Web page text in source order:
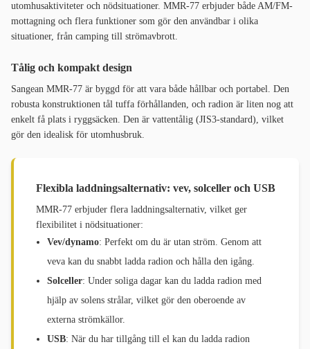
utomhusaktiviteter och nödsituationer. MMR-77 erbjuder både AM/FM-
mottagning och flera funktioner som gör den användbar i olika
situationer, från camping till strömavbrott.
Tålig och kompakt design
Sangean MMR-77 är byggd för att vara både hållbar och portabel. Den
robusta konstruktionen tål tuffa förhållanden, och radion är liten nog att
enkelt få plats i ryggsäcken. Den är vattentålig (JIS3-standard), vilket
gör den idealisk för utomhusbruk.
Flexibla laddningsalternativ: vev, solceller och USB
MMR-77 erbjuder flera laddningsalternativ, vilket ger
flexibilitet i nödsituationer:
Vev/dynamo: Perfekt om du är utan ström. Genom att
veva kan du snabbt ladda radion och hålla den igång.
Solceller: Under soliga dagar kan du ladda radion med
hjälp av solens strålar, vilket gör den oberoende av
externa strömkällor.
USB: När du har tillgång till el kan du ladda radion